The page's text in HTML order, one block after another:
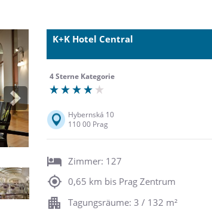
Next
K+K Hotel Central
4 Sterne Kategorie
Hybernská 10
110 00 Prag
Zimmer: 127
0,65 km bis Prag Zentrum
Tagungsräume: 3 / 132 m²